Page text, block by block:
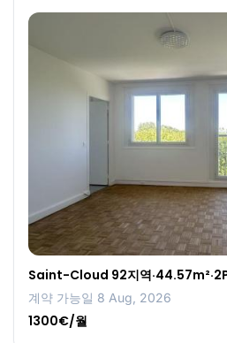
Saint-Cloud 92지역
계약 가능일 8 Aug, 2026
1300€/월